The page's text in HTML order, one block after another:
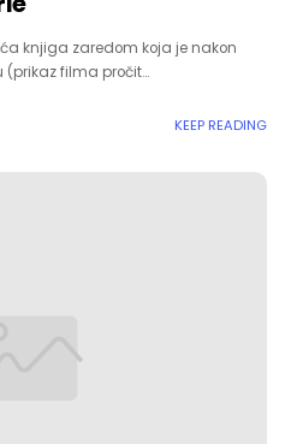
knjiga zaredom koja je nakon
filma pročit…
KEEP READING